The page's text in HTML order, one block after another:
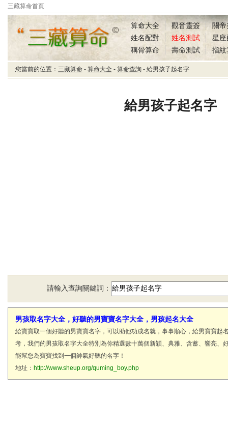
三藏算命首頁
三藏算命給男孩子起名
算命大全 觀音靈簽
關
姓名配對
姓名測試
星座
稱骨算命
壽命測試 指紋
您當前的位置： 三藏算命 - 算命大全 - 算命查詢 - 給男孩子起名字
給男孩子起名字
請輸入查詢關鍵詞：
男孩取名字大全，好聽的男寶寶名字大全，男孩起名大全
給寶寶取一個好聽的男寶寶名字，可以助他功成名就，事事順心，給男寶寶起
考，我們的男孩取名字大全特別為你精選數十萬個新穎、典雅、含蓄、響亮、
能幫您為寶寶找到一個帥氣好聽的名字！
地址： http://www.sheup.org/quming_boy.php